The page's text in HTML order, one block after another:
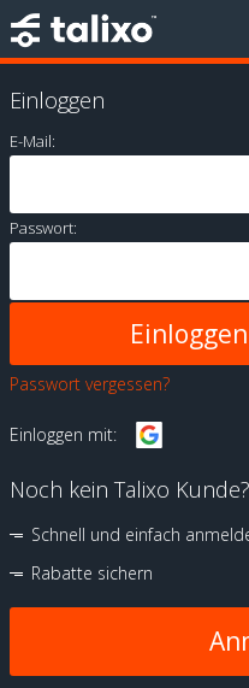
Einloggen
E-Mail:
Passwort:
Passwort vergessen?
Einloggen mit:
Noch kein Talixo Kunde?
Schnell und einfach
Rabatte sichern